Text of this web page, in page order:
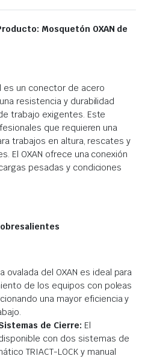
Mosquetón OXAN de
es un conector de acero
resistencia y durabilidad
trabajo exigentes. Este
que requieren una
trabajos en altura, rescates y
El OXAN ofrece una conexión
pesadas y condiciones
ovalada del OXAN es ideal para
de los equipos con poleas
una mayor eficiencia y
de Cierre: El
con dos sistemas de
TRIACT-LOCK y manual